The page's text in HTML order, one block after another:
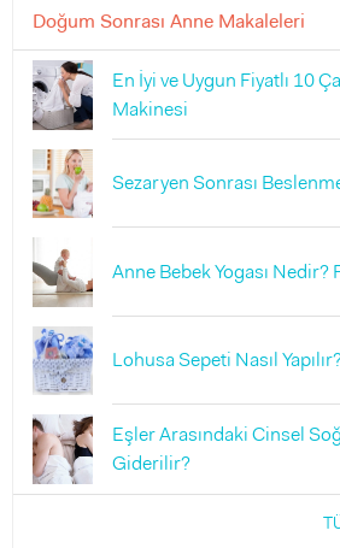
Doğum Sonrası Anne Makaleleri
En İyi ve Uygun Fiyatlı 10
Makinesi
Sezaryen Sonrası
Anne Bebek Yogası Nedir?
Lohusa Sepeti Nasıl
Eşler Arasındaki Cinsel
Giderilir?